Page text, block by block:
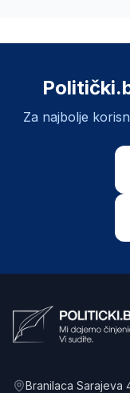
Za najbolje
Branilaca Sarajeva